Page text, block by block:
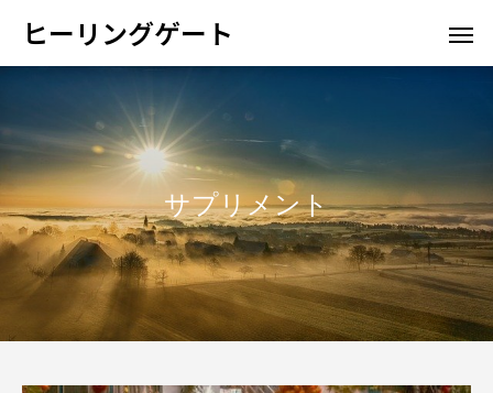
ヒーリングゲート
サプリメント